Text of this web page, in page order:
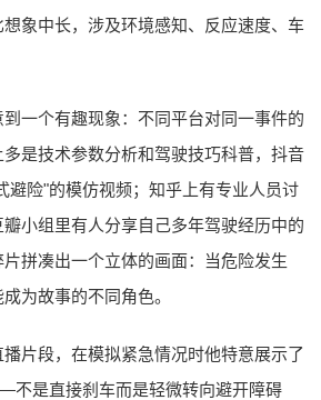
象中长，涉及环境感知、反应速度、车
一个有趣现象：不同平台对同一事件的
是技术参数分析和驾驶技巧科普，抖音
避险"的模仿视频；知乎上有专业人员讨
小组里有人分享自己多年驾驶经历中的
拼凑出一个立体的画面：当危险发生
为故事的不同角色。
片段，在模拟紧急情况时他特意展示了
不是直接刹车而是轻微转向避开障碍